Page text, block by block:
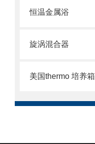
恒温金属浴
旋涡混合器
美国thermo 培养箱